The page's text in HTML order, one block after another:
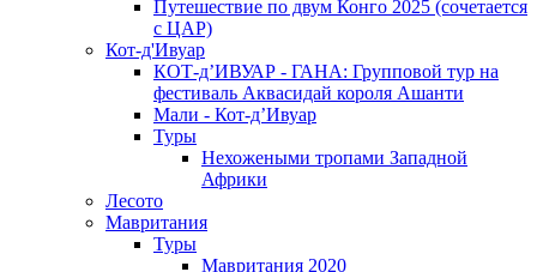
Путешествие по двум Конго 2025 (сочетается
с ЦАР)
Кот-д'Ивуар
КОТ-д’ИВУАР - ГАНА: Групповой тур на
фестиваль Аквасидай короля Ашанти
Мали - Кот-д’Ивуар
Туры
Нехожеными тропами Западной
Африки
Лесото
Мавритания
Туры
Мавритания 2020